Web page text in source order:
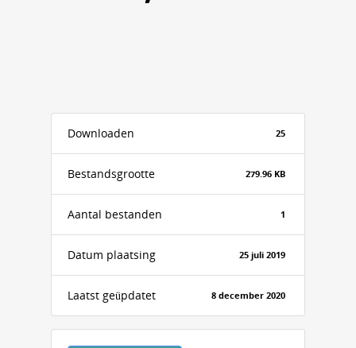
Downloaden 25
Bestandsgrootte 279.96 KB
Aantal bestanden 1
Datum plaatsing 25 juli 2019
Laatst geüpdatet 8 december 2020